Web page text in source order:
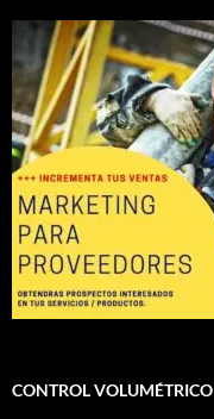
CONTROL VOLUMÉTRICO